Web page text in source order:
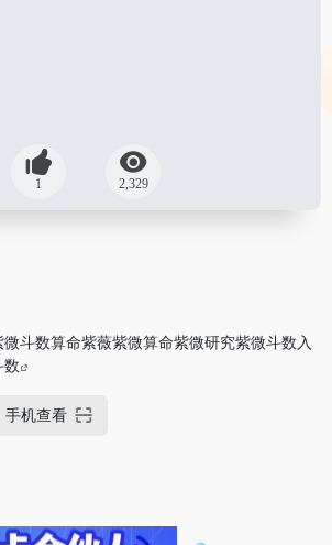
1 2,329
斗数算命紫薇紫微算命紫微研究紫微斗数入
数
手机查看